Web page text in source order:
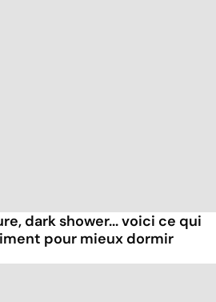
dark shower... voici ce qui
pour mieux dormir